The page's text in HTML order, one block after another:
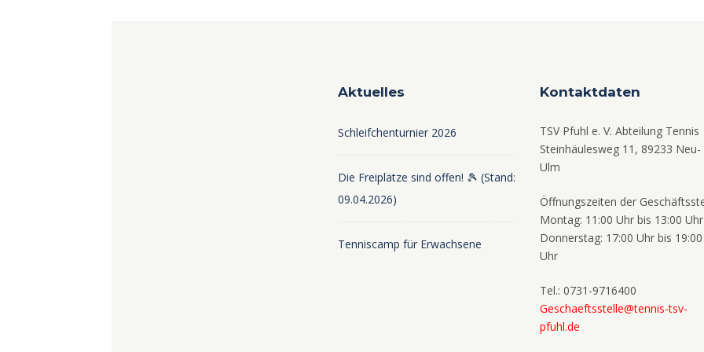
Aktuelles
Schleifchenturnier 2026
Die Freiplätze sind offen! 🎾 (Stand:
09.04.2026)
Tenniscamp für Erwachsene
Kontaktdaten
TSV Pfuhl e. V. Abteilung Tennis
Steinhäulesweg 11, 89233 Neu-
Ulm
Öffnungszeiten der
Montag: 11:00 Uhr bis 13:00 Uhr
Donnerstag: 17:00 Uhr bis 19:00
Uhr
Tel.: 0731-9716400
Geschaeftsstelle@tennis-tsv-
pfuhl.de